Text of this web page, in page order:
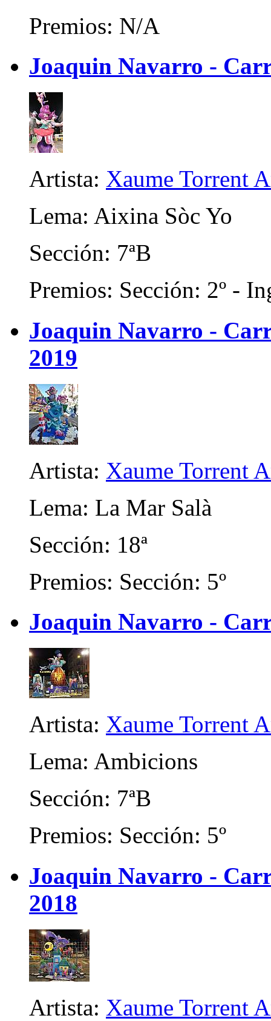
Premios: N/A
Joaquin Navarro -
Artista: Xaume Torrent
Lema: Aixina Sòc Yo
Sección: 7ªB
Premios: Sección: 2º -
Joaquin Navarro -
2019
Artista: Xaume Torrent
Lema: La Mar Salà
Sección: 18ª
Premios: Sección: 5º
Joaquin Navarro -
Artista: Xaume Torrent
Lema: Ambicions
Sección: 7ªB
Premios: Sección: 5º
Joaquin Navarro -
2018
Artista: Xaume Torrent